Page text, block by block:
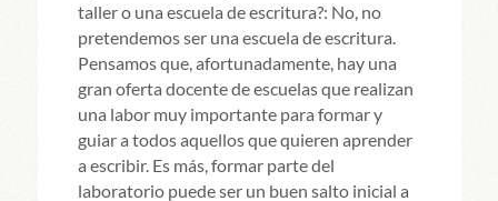
taller o una escuela de escritura?: No, no
pretendemos ser una escuela de escritura.
Pensamos que, afortunadamente, hay una
gran oferta docente de escuelas que realizan
una labor muy importante para formar y
guiar a todos aquellos que quieren aprender
a escribir. Es más, formar parte del
laboratorio puede ser un buen salto inicial a